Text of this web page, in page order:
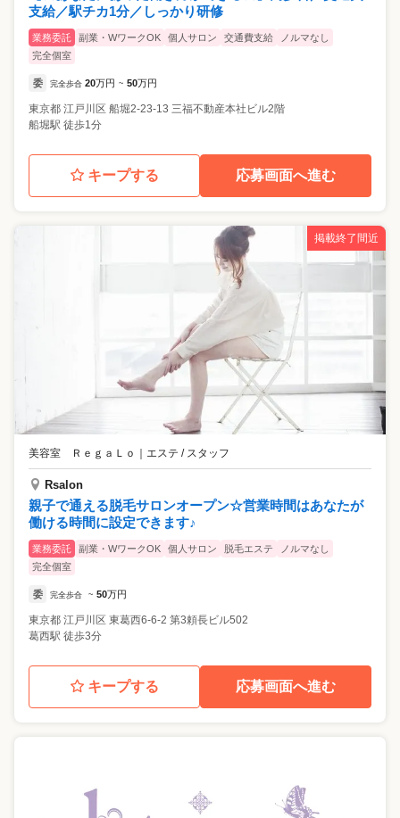
支給／駅チカ1分／しっかり研修
業務委託 副業・WワークOK 個人サロン 交通費支給
ノルマなし
完全個室
委 完全歩合 20万円 ~ 50万円
東京都 江戸川区 船堀2-23-13 三福不動産本社ビル2階
船堀駅 徒歩1分
キープする 応募画面へ進む
掲載終了間近
美容室 ＲｅｇａＬｏ エステ / スタッフ
Rsalon
親子で通える脱毛サロンオープン☆営業時間はあなたが
働ける時間に設定できます♪
業務委託 副業・WワークOK 個人サロン 脱毛エステ
ノルマなし
完全個室
委 完全歩合 ~ 50万円
東京都 江戸川区 東葛西6-6-2 第3頼長ビル502
葛西駅 徒歩3分
キープする 応募画面へ進む